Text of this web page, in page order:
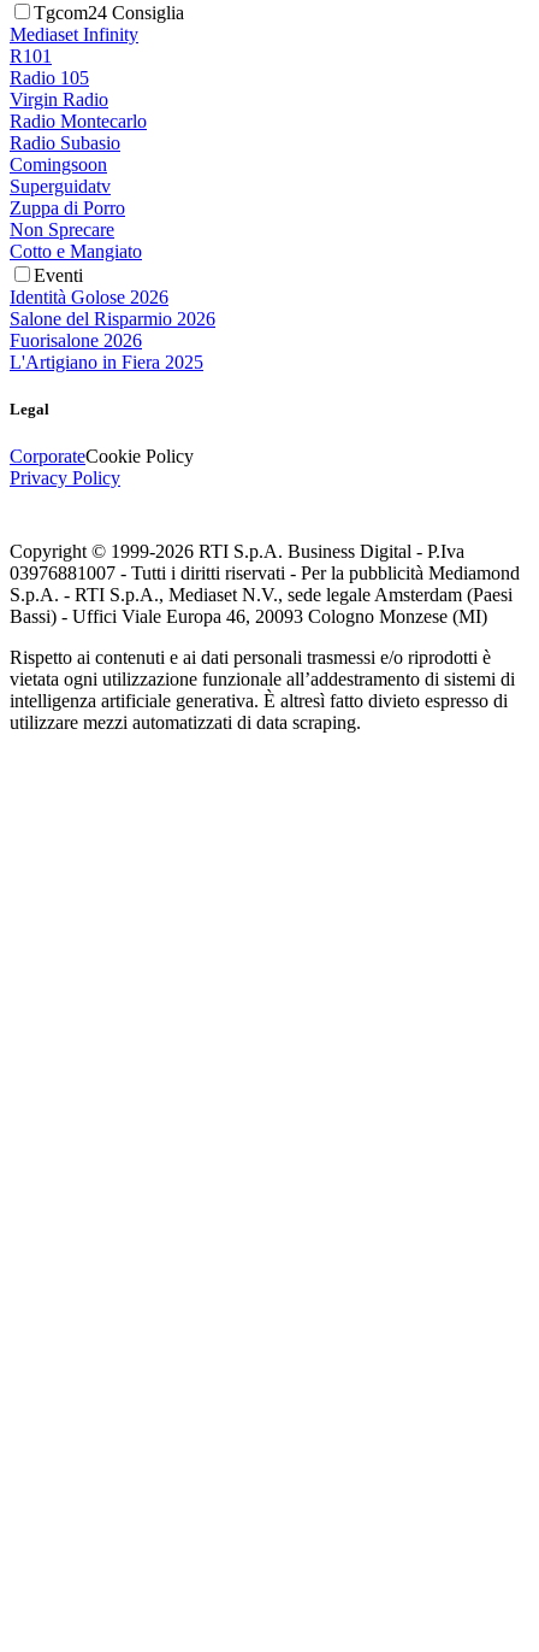
Tgcom24 Consiglia
Mediaset Infinity
R101
Radio 105
Virgin Radio
Radio Montecarlo
Radio Subasio
Comingsoon
Superguidatv
Zuppa di Porro
Non Sprecare
Cotto e Mangiato
Eventi
Identità Golose 2026
Salone del Risparmio 2026
Fuorisalone 2026
L'Artigiano in Fiera 2025
Legal
CorporateCookie Policy
Privacy Policy
Copyright © 1999-2026 RTI S.p.A. Business Digital - P.Iva
03976881007 - Tutti i diritti riservati - Per la pubblicità Mediamond
S.p.A. - RTI S.p.A., Mediaset N.V., sede legale Amsterdam (Paesi
Bassi) - Uffici Viale Europa 46, 20093 Cologno Monzese (MI)
Rispetto ai contenuti e ai dati personali trasmessi e/o riprodotti è
vietata ogni utilizzazione funzionale all’addestramento di sistemi di
intelligenza artificiale generativa. È altresì fatto divieto espresso di
utilizzare mezzi automatizzati di data scraping.